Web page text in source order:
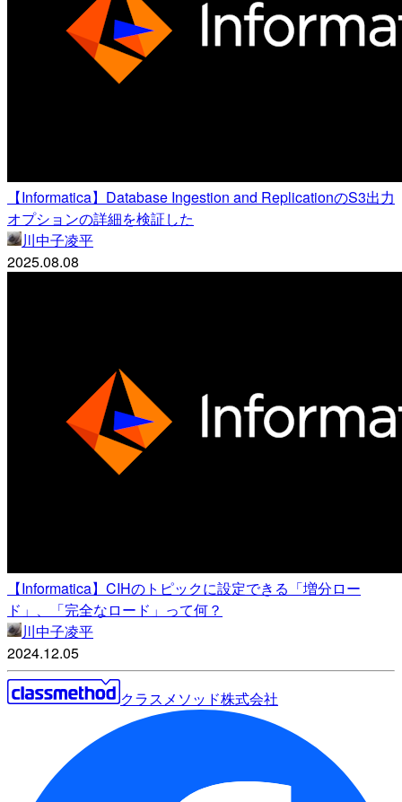
【Informatica】Database Ingestion and ReplicationのS3出力
オプションの詳細を検証した
川中子凌平
2025.08.08
【Informatica】CIHのトピックに設定できる「増分ロー
ド」、「完全なロード」って何？
川中子凌平
2024.12.05
クラスメソッド株式会社